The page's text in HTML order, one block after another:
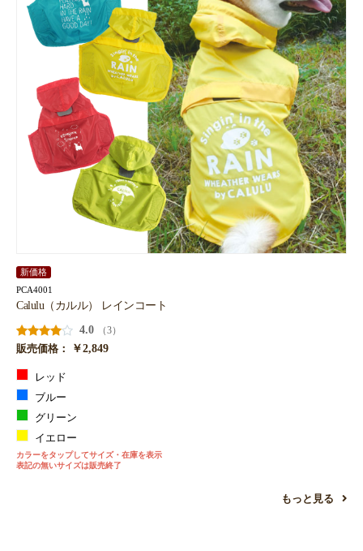
新価格
PCA4001
Calulu（カルル） レインコート
4.0
（3）
販売価格：
￥2,849
レッド
ブルー
グリーン
イエロー
カラーをタップしてサイズ・在庫を表示
表記の無いサイズは販売終了
もっと見る